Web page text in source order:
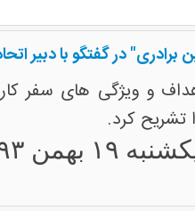
در گفتگو با دبیر
و ویژگی های سفر
تشریح کرد.
۱۹ بهمن ۱۳۹۳